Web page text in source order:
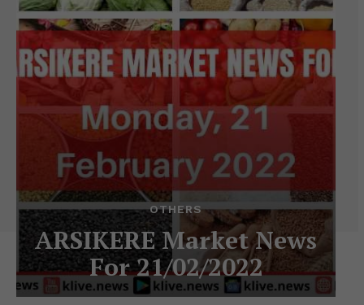
OTHERS
ARSIKERE Market News
For 21/02/2022